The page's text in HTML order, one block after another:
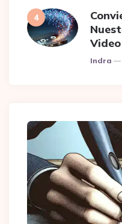
Posted
Indra